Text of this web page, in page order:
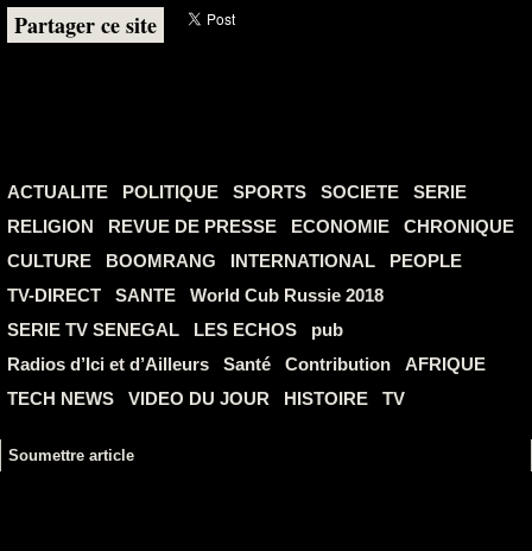
Partager ce site
ACTUALITE POLITIQUE SPORTS SOCIETE
SERIE
RELIGION
REVUE DE PRESSE ECONOMIE
CHRONIQUE
CULTURE
BOOMRANG INTERNATIONAL
PEOPLE
TV-DIRECT
SANTE
World Cub Russie 2018
SERIE TV SENEGAL
LES ECHOS
pub
Radios d’Ici et d’Ailleurs
Santé Contribution
AFRIQUE
TECH NEWS
VIDEO DU JOUR HISTOIRE TV
Soumettre article